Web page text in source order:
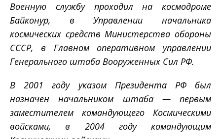
Военную службу проходил на космодроме
Байконур, в Управлении начальника
космических средств Министерства обороны
СССР, в Главном оперативном управлении
Генерального штаба Вооруженных Сил РФ.
В 2001 году указом Президента РФ был
назначен начальником штаба — первым
заместителем командующего Космическими
войсками, в 2004 году командующим